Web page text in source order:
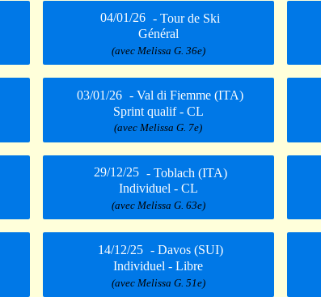
04/01/26 - Tour de Ski
Général
(avec Melissa G. 36e)
03/01/26 - Val di Fiemme (ITA)
Sprint qualif - CL
(avec Melissa G. 7e)
29/12/25 - Toblach (ITA)
Individuel - CL
(avec Melissa G. 63e)
14/12/25 - Davos (SUI)
Individuel - Libre
(avec Melissa G. 51e)